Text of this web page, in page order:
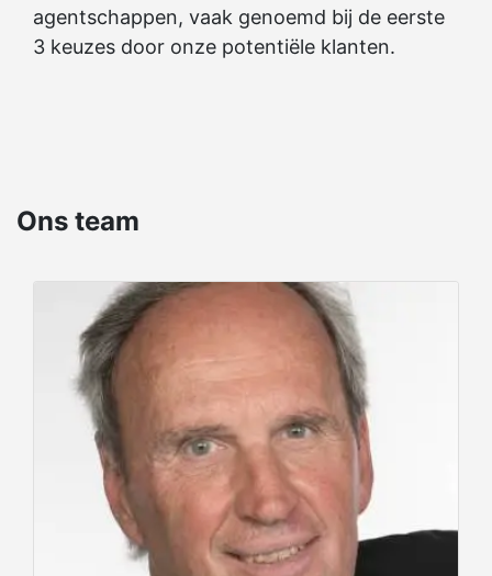
agentschappen, vaak genoemd bij de eerste
3 keuzes door onze potentiële klanten.
Ons team